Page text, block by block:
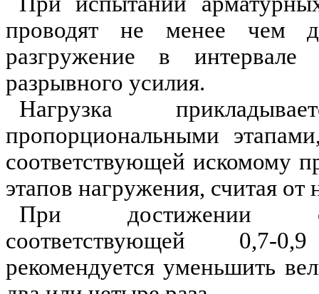
проводят не менее чем
разгружение в
разрывного усилия.
Нагрузка
пропорциональными
соответствующей искомому
этапов нагружения, считая от
При достижении
соответствующей 0,7-
рекомендуется уменьшить